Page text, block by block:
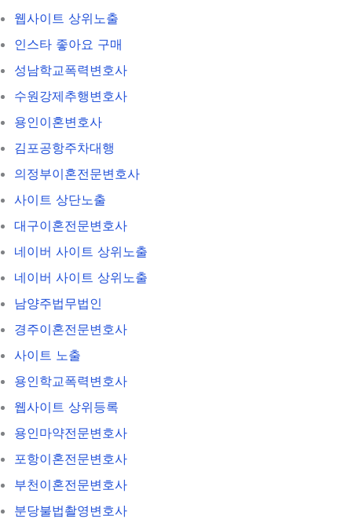
웹사이트 상위노출
인스타 좋아요 구매
성남학교폭력변호사
수원강제추행변호사
용인이혼변호사
김포공항주차대행
의정부이혼전문변호사
사이트 상단노출
대구이혼전문변호사
네이버 사이트 상위노출
네이버 사이트 상위노출
남양주법무법인
경주이혼전문변호사
사이트 노출
용인학교폭력변호사
웹사이트 상위등록
용인마약전문변호사
포항이혼전문변호사
부천이혼전문변호사
분당불법촬영변호사